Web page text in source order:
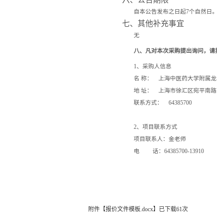
自本公告发布之日起7个自然日。
七、其他补充事宜
无
八、凡对本次采购提出询问，请
1、采购人信息
名 称： 上海中医药大学附属
地 址： 上海市徐汇区宛平南路
联系方式： 64385700
2、项目联系方式
项目联系人：金老师
电 话： 64385700-13910
附件【报价文件模板.docx】已下载61次